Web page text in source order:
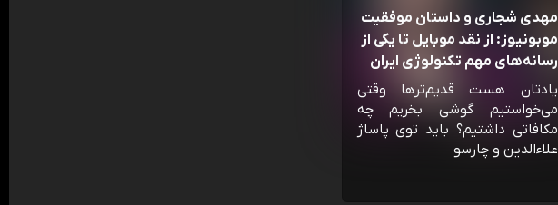
مهدی شجاری و داستان موفقیت
موبونیوز: از نقد موبایل تا یکی از
رسانه‌‌های مهم تکنولوژی ایران
یادتان هست قدیم‌ترها وقتی
می‌خواستیم گوشی بخریم چه
مکافاتی داشتیم؟ باید توی پاساژ
علاءالدین و چارسو